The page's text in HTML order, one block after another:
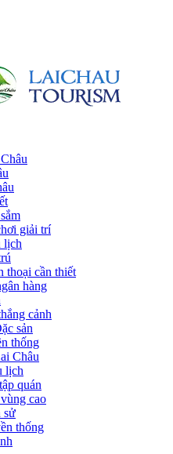
giải trí
lịch
thoại cần thiết
hàng
cảnh
sản
thống
Châu
lịch
quán
cao
sử
thống